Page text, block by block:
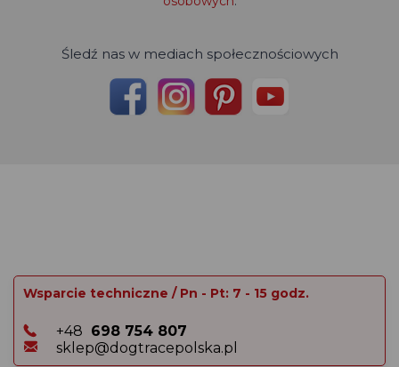
Śledź nas w mediach społecznościowych
Wsparcie techniczne / Pn - Pt: 7 - 15 godz.
+48 698 754 807
sklep@dogtracepolska.pl